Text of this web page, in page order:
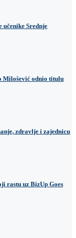
Srednje
Milošević odnio titulu
zdravlje i zajednicu
rastu uz BizUp Goes